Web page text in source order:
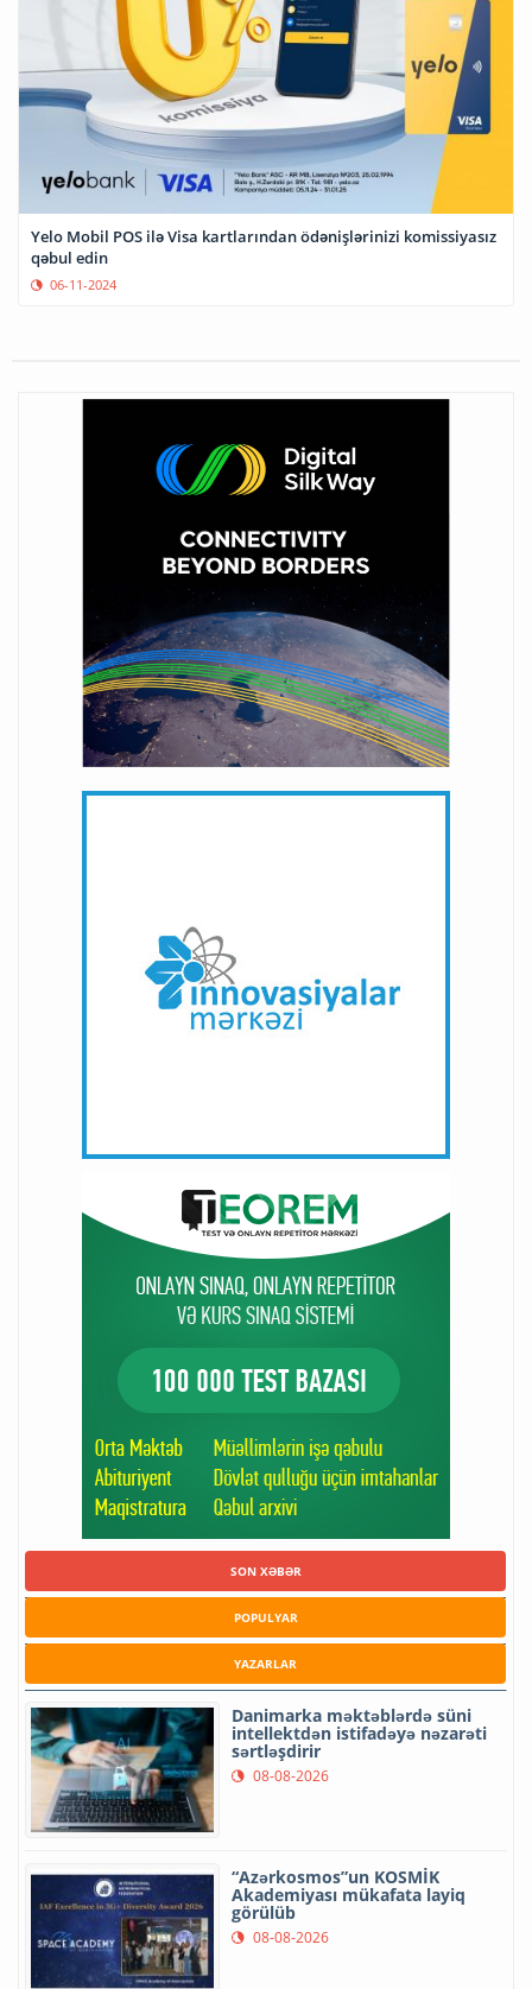
Yelo Mobil POS ilə Visa kartlarından ödənişlərinizi komissiyasız
qəbul edin
06-11-2024
SON XƏBƏR
POPULYAR
YAZARLAR
Danimarka məktəblərdə süni
intellektdən istifadəyə nəzarəti
sərtləşdirir
08-08-2026
“Azərkosmos”un KOSMİK
Akademiyası mükafata layiq
görülüb
08-08-2026